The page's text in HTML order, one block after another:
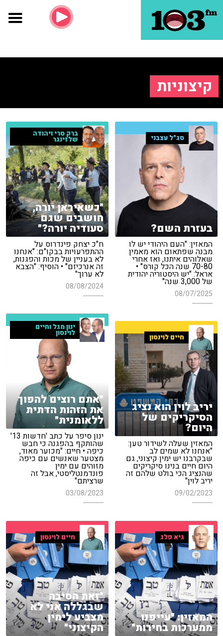
קיצוניות
סג"ל עצבני
בעזרת השם?
המאזין: "העם היהודי יש לו
מבנה שפתאום הוא מאמין
שאלוהים איתנו, ואז אחרי
70-80 שנה הכל קורס" •
אראל: "יש היסטוריה יהודית
של 3,000 שנה"
08/07/2025
ברק סרי ויהודה
שלזינגר
"כשאיראן יורה,
חושבים שגם
סעודיה יורה?"
ח"כ יצחק פינדרוס על
ההתפרעויות בבקו"ם: "אנחנו
לא בעניין של מכות והפגנות,
זה אנרכיזם" • הוסיף: "הצבא
לא ערוך"
08/08/2024
ינון מגל וחיים
לוינסון
"אתם רוצים להפוך
את הזהות הדתית
ללאומנית"
ינון סיפר על כתב 'חדשות 13'
שהותקף בהפגנה כי חבש
כיפה • חיים: "מכוער מאוד,
מצטער שאנשים עם כיפה
מזוהים עם ימין
פונדמנטליסטי, אבל זה
שרציתם"
03/08/2023
חיים לוינסון
יריב לוין הוא נציג
הסיקריקים של
היום?
המאזין שעלה לשידור טען:
"אנחנו לא שמים לב
שבקרבנו יש ימין קיצוני, גם
היום חיים בנינו סיקריקים
שהנציג הכי בולט שלהם זה
יריב לוין"
09/02/2023
גיא פלג
המאזין: "עייפנו
ממערכות בחירות"
חיים לוינסון
"זאת הסיבה
שבגללה אני לא
מצביע לימין
הקיצוני"